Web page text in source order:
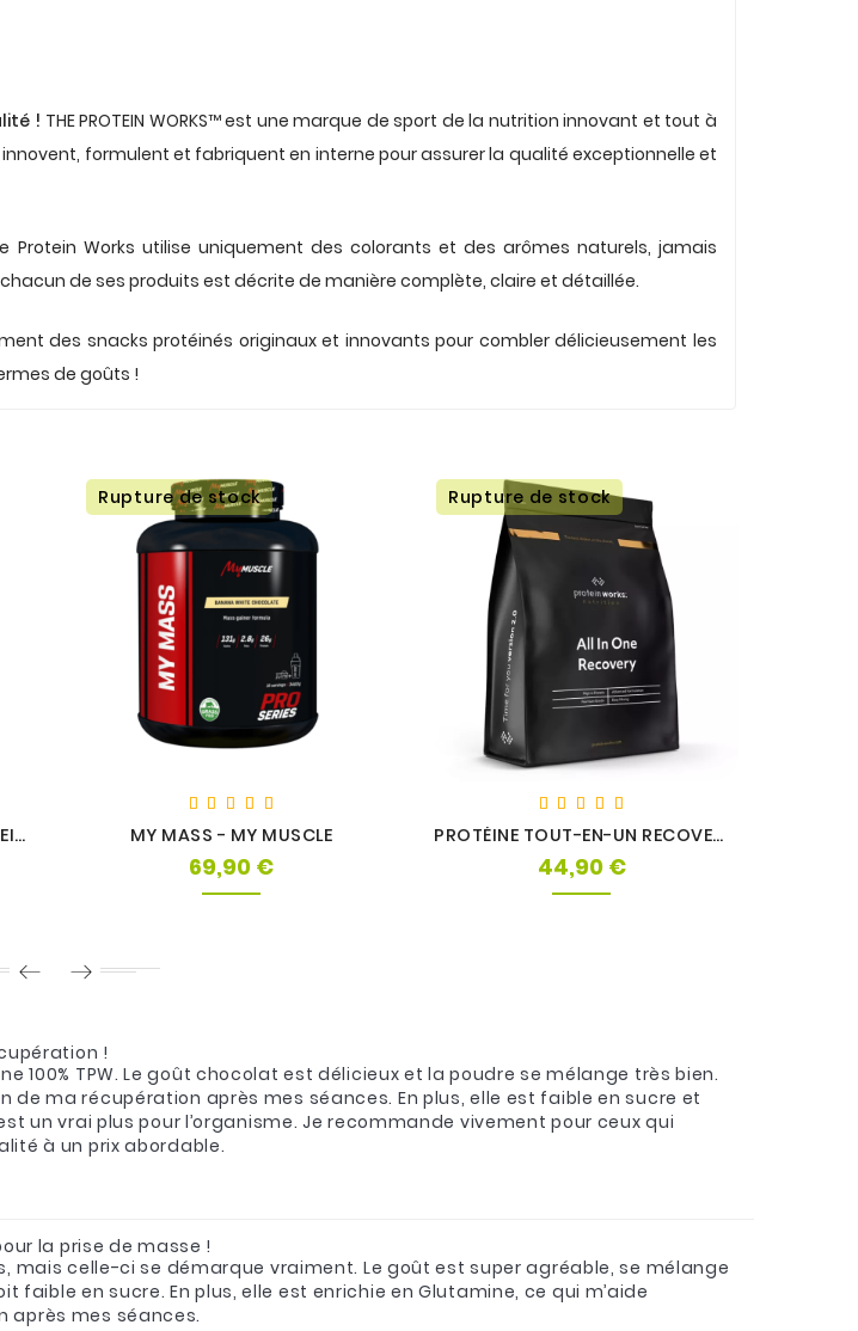
! THE PROTEIN WORKS™ est une marque de sport de la nutrition innovant et tout à
formulent et fabriquent en interne pour assurer la qualité exceptionnelle et
Protein Works utilise uniquement des colorants et des arômes naturels, jamais
de ses produits est décrite de manière complète, claire et détaillée.
des snacks protéinés originaux et innovants pour combler délicieusement les
de goûts !
VEGAN WONDERSHAKE - PROTEIN WORKS
Rupture de stock
MY MASS - MY MUSCLE
69,90 €Prix
Rupture de stock
PROTÉINE TOUT-EN-UN RECOVERY - PROTEIN WORKS
44,90 €Prix
!
100% TPW. Le goût chocolat est délicieux et la poudre se mélange très bien.
de ma récupération après mes séances. En plus, elle est faible en sucre et
un vrai plus pour l’organisme. Je recommande vivement pour ceux qui
à un prix abordable.
la prise de masse !
mais celle-ci se démarque vraiment. Le goût est super agréable, se mélange
faible en sucre. En plus, elle est enrichie en Glutamine, ce qui m’aide
après mes séances.